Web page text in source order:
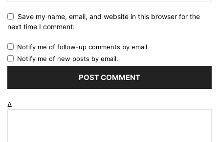
Save my name, email, and website in this browser for the
next time I comment.
Notify me of follow-up comments by email.
Notify me of new posts by email.
Δ